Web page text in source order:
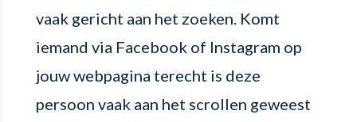
vaak gericht aan het zoeken. Komt
iemand via Facebook of Instagram op
jouw webpagina terecht is deze
persoon vaak aan het scrollen geweest